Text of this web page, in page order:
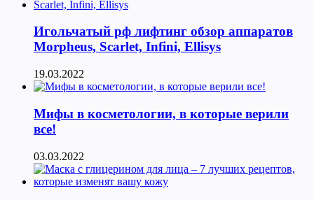
Игольчатый рф лифтинг обзор аппаратов
Morpheus, Scarlet, Infini, Ellisys
19.03.2022
Мифы в косметологии, в которые верили
все!
03.03.2022